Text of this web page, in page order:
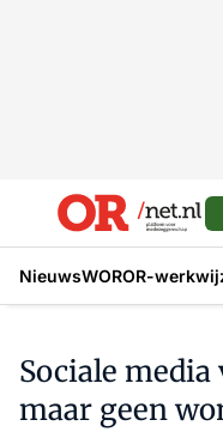
NieuwsWOROR-
Sociale
maar geen